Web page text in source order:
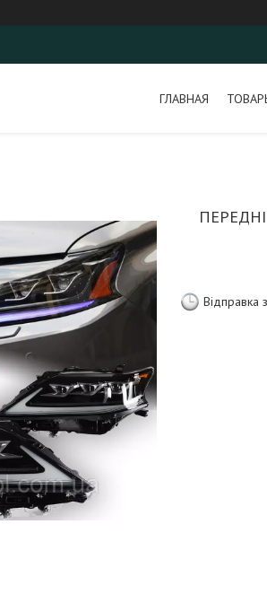
ГЛАВНАЯ
Відправка